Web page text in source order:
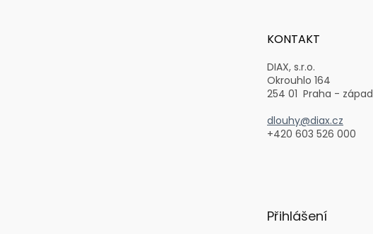
KONTAKT
DIAX, s.r.o.
Okrouhlo 164
254 01 Praha - západ
dlouhy@diax.cz
+420 603 526 000
Přihlášení